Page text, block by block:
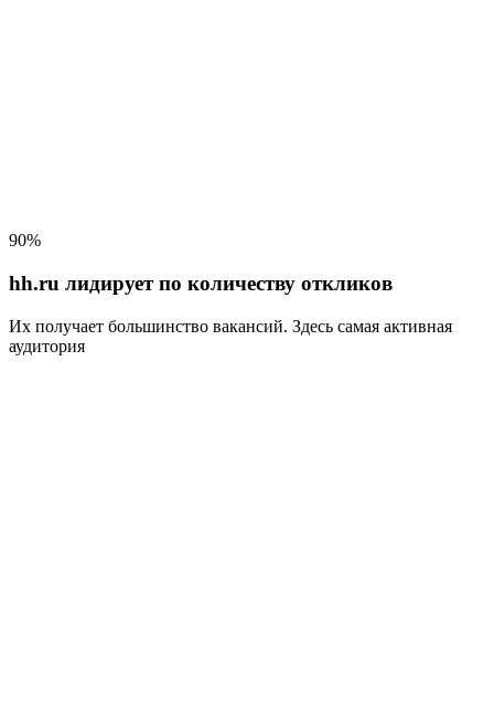
90%
hh.ru лидирует по количеству откликов
Их получает большинство вакансий. Здесь самая активная
аудитория